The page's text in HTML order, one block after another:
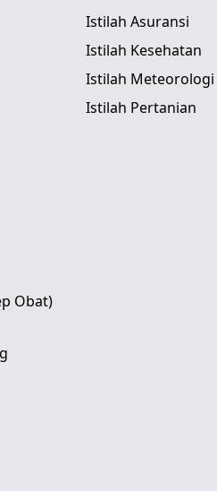
Istilah Asuransi
Istilah Kesehatan
Istilah Meteorologi
Istilah Pertanian
Obat)